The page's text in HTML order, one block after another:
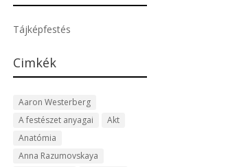
Tájképfestés
Cimkék
Aaron Westerberg
A festészet anyagai
Akt
Anatómia
Anna Razumovskaya